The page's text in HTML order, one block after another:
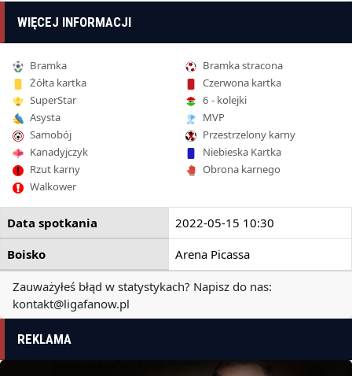
WIĘCEJ INFORMACJI
Bramka
Bramka stracona
Żółta kartka
Czerwona kartka
SuperStar
6 - kolejki
Asysta
MVP
Samobój
Przestrzelony karny
Kanadyjczyk
Niebieska Kartka
Rzut karny
Obrona karnego
Walkower
Data spotkania
2022-05-15 10:30
Boisko
Arena Picassa
Zauważyłeś błąd w statystykach? Napisz do nas:
kontakt@ligafanow.pl
REKLAMA